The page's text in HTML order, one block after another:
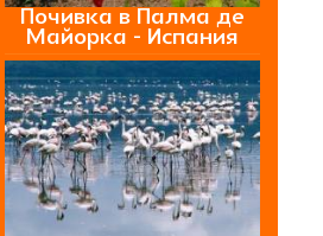
Почивка в Палма де
Майорка - Испания